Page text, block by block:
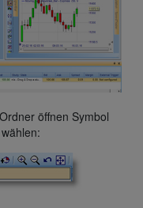
öffnen Symbol